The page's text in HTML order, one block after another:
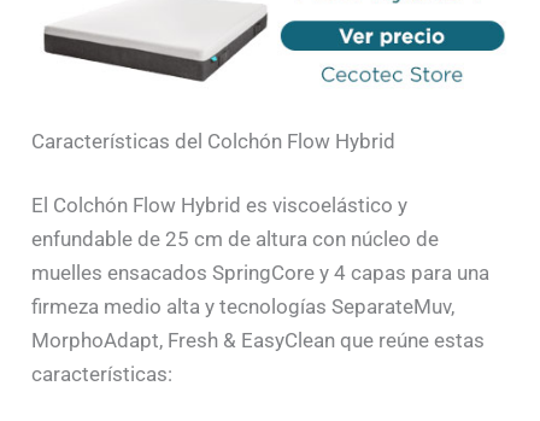
Características del Colchón Flow Hybrid
El Colchón Flow Hybrid es viscoelástico y
enfundable de 25 cm de altura con núcleo de
muelles ensacados SpringCore y 4 capas para una
firmeza medio alta y tecnologías SeparateMuv,
MorphoAdapt, Fresh & EasyClean que reúne estas
características: